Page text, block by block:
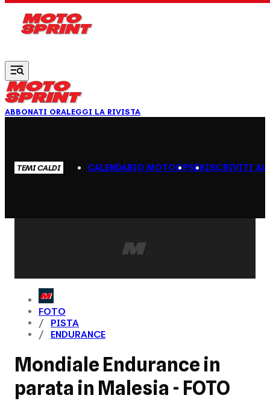
ABBONATI ORALEGGI LA RIVISTA
TEMI CALDI CALENDARIO MOTOGPSBKISCRIVITI AL
FOTO
PISTA
ENDURANCE
Mondiale Endurance in
parata in Malesia - FOTO